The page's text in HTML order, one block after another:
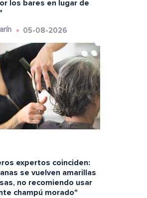
los bares en lugar de
05-08-2026
expertos coinciden:
se vuelven amarillas
no recomiendo usar
champú morado"